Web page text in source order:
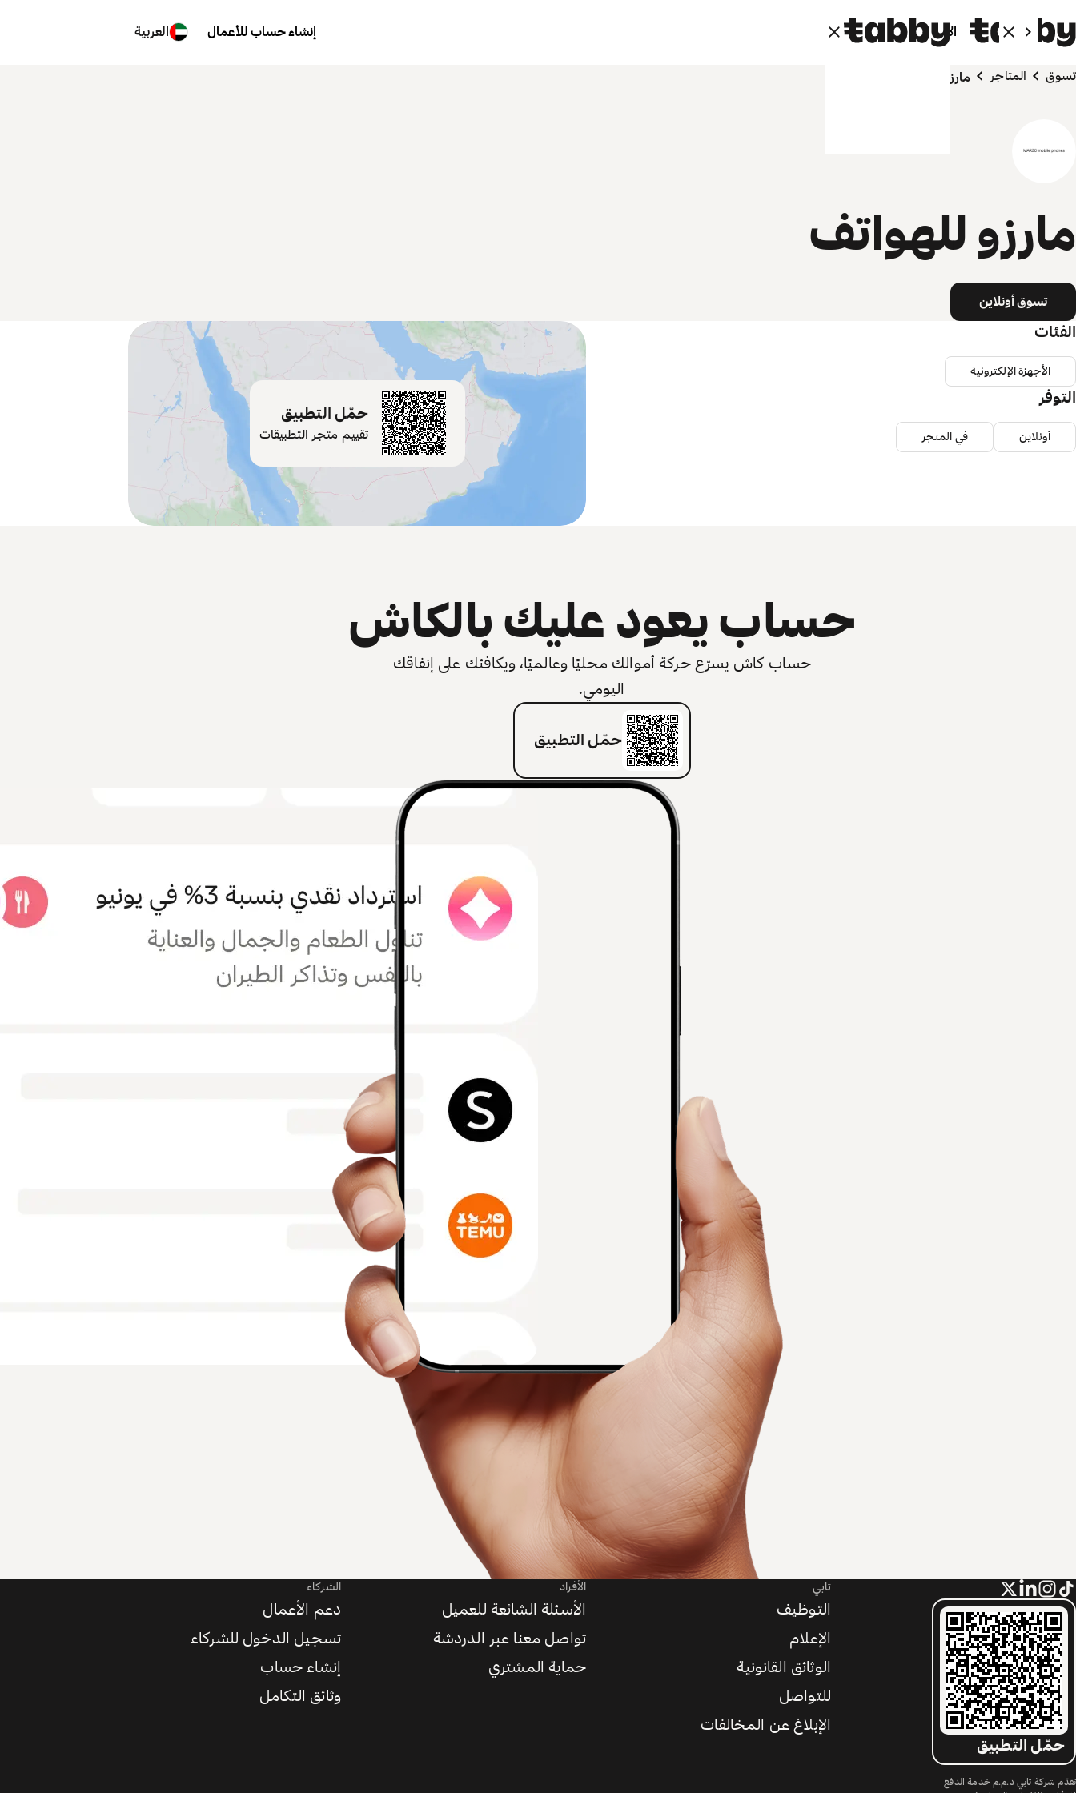
الأفراد الشركاء إنشاء حساب للأعمال العربية
تسوق المتاجر مارزو للهواتف
مارزو للهواتف
تسوق أونلاين
حمّل التطبيق
تقييم متجر التطبيقات
الفئات
الأجهزة الإلكترونية
التوفر
أونلاين في المتجر
حساب يعود عليك بالكاش
حساب كاش يسرّع حركة أموالك محليًا وعالميًا، ويكافئك على إنفاقك
اليومي.
حمّل التطبيق
حمّل التطبيق
تقدّم شركة تابي ذ.م.م خدمة الدفع
تابي
التوظيف
الإعلام
الوثائق القانونية
للتواصل
الإبلاغ عن المخالفات
الأفراد
الأسئلة الشائعة للعميل
تواصل معنا عبر الدردشة
حماية المشتري
الشركاء
دعم الأعمال
تسجيل الدخول للشركاء
إنشاء حساب
وثائق التكامل